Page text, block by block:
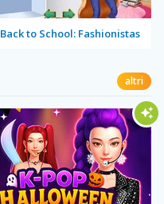
Back to School: Fashionistas
altri